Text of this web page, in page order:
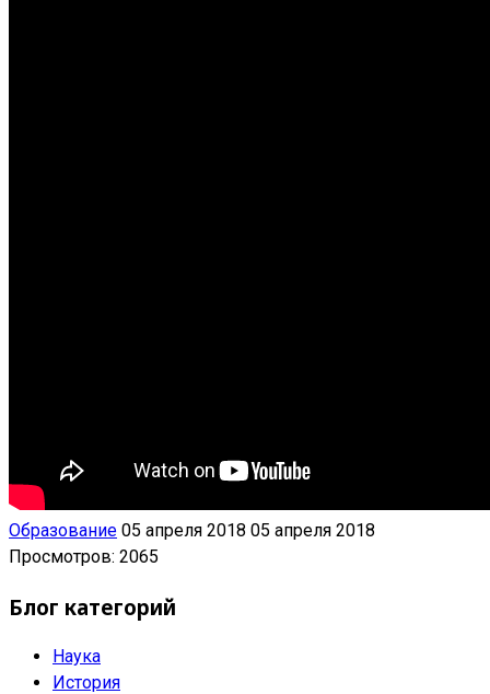
Образование 05 апреля 2018 05 апреля 2018
Просмотров: 2065
Блог категорий
Наука
История